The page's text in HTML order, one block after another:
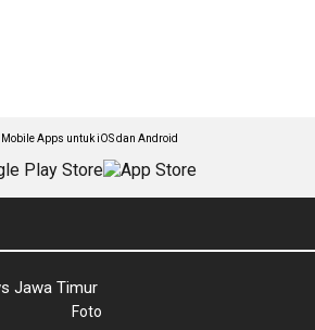
Apps untuk iOS dan Android
Jawa Timur
Foto